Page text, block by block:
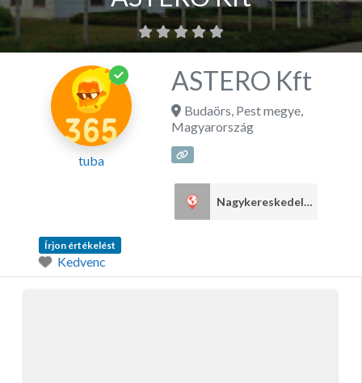
tuba
ASTERO Kft
Budaörs, Pest megye,
Magyarország
Nagykereskedelem
Írjon értékelést
Kedvenc